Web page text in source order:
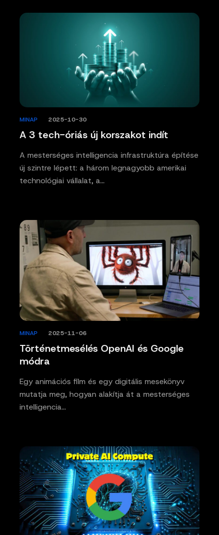
A 3 tech-óriás új korszakot indít
MINAP 2025-10-30
A mesterséges intelligencia infrastruktúra építése
új szintre lépett: a három legnagyobb amerikai
technológiai vállalat, a…
Történetmesélés OpenAI és Google
módra
MINAP 2025-11-06
Egy animációs film és egy digitális mesekönyv
mutatja meg, hogyan alakítja át a mesterséges
intelligencia…